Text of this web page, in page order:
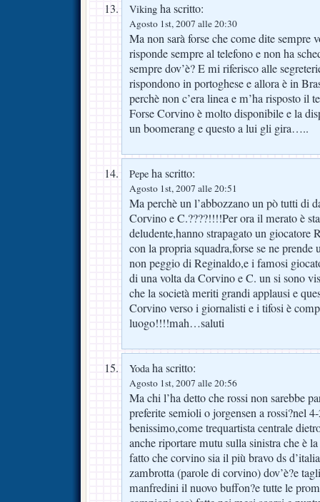
Viking ha scritto:
Agosto 1st, 2007 alle 20:30
Ma non sarà forse che come dite sempre
risponde sempre al telefono e non ha
sempre dov’è? E mi riferisco alle
rispondono in portoghese e allora è in
perchè non c’era linea e m’ha risposto il
Forse Corvino è molto disponibile e la
un boomerang e questo a lui gli gira…..
Pepe ha scritto:
Agosto 1st, 2007 alle 20:51
Ma perchè un l’abbozzano un pò tutti di
Corvino e C.????!!!!Per ora il merato è
deludente,hanno strapagato un
con la propria squadra,forse se ne
non peggio di Reginaldo,e i famosi
di una volta da Corvino e C. un si sono
che la società meriti grandi applausi e
Corvino verso i giornalisti e i tifosi è
luogo!!!!mah…saluti
Yodaha scritto:
Agosto 1st, 2007 alle 20:56
Ma chi l’ha detto che rossi non sarebbe
preferite semioli o jorgensen a rossi?nel
benissimo,come trequartista centrale
anche riportare mutu sulla sinistra che è
fatto che corvino sia il più bravo ds
zambrotta (parole di corvino) dov’è?e
manfredini il nuovo buffon?e tutte le